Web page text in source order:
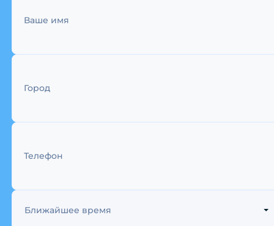
Ваше имя
Город
Телефон
Ближайшее время